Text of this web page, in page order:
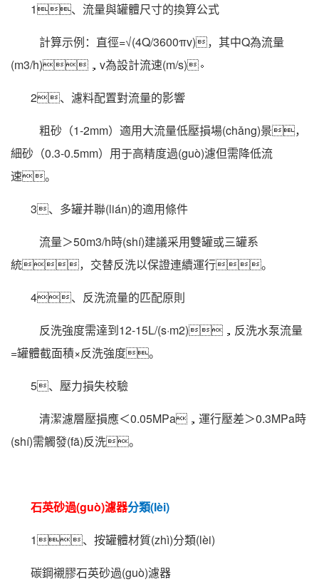
1、流量與罐體尺寸的換算公式
計算示例：直徑=√(4Q/3600πv)，其中Q為流量
(m3/h)，v為設計流速(m/s)。
2、濾料配置對流量的影響
粗砂（1-2mm）適用大流量低壓損場(chǎng)景，
細砂（0.3-0.5mm）用于高精度過(guò)濾但需降低流
速。
3、多罐并聯(lián)的適用條件
流量＞50m3/h時(shí)建議采用雙罐或三罐系
統，交替反洗以保證連續運行。
4、反洗流量的匹配原則
反洗強度需達到12-15L/(s·m2)，反洗水泵流量
=罐體截面積×反洗強度。
5、壓力損失校驗
清潔濾層壓損應＜0.05MPa，運行壓差＞0.3MPa時
(shí)需觸發(fā)反洗。
石英砂過(guò)濾器分類(lèi)
1、按罐體材質(zhì)分類(lèi)
碳鋼襯膠石英砂過(guò)濾器